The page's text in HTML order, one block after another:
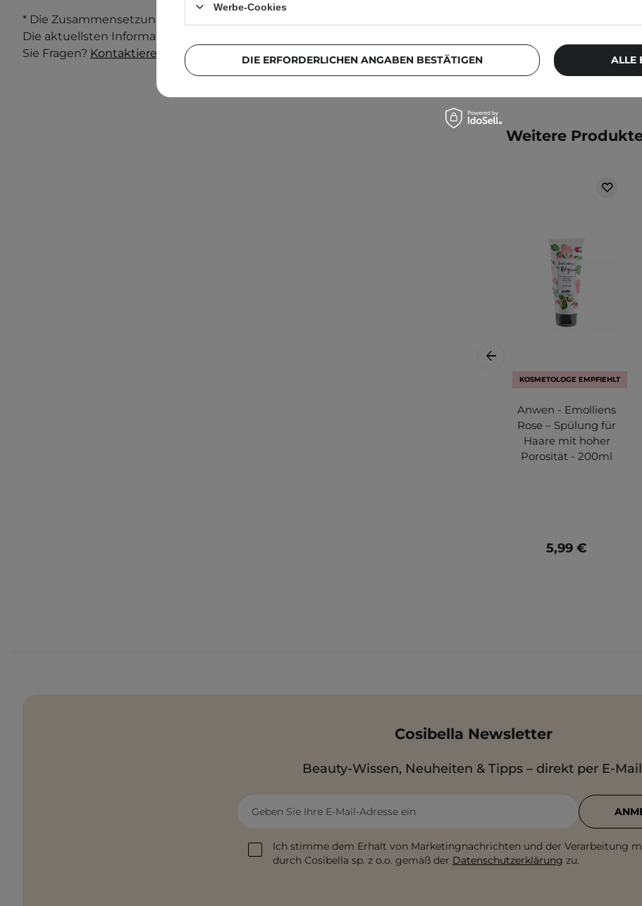
* Die Zusammensetzung und Verpackung des Produkts können sich ändern.
Die aktuellsten Informationen finden Sie immer auf der Verpackung. Haben
Sie Fragen? Kontaktieren Sie uns.
Weitere
KOSMETOLOGE EMPFIEHLT
Anwen - Emolliens
Rose – Spülung für
Haare mit hoher
Porosität - 200ml
5,99 €
Cosibella Newsletter
Beauty-Wissen, Neuheiten & Tipps – direkt per E-
Geben Sie Ihre E-Mail-Adresse ein
Ich stimme dem Erhalt von Marketingnachrichten und der Verarbeitung
durch Cosibella sp. z o.o. gemäß der Datenschutzerklärung zu.
Werbe-Cookies
DIE ERFORDERLICHEN ANGABEN BESTÄTIGEN ALLE